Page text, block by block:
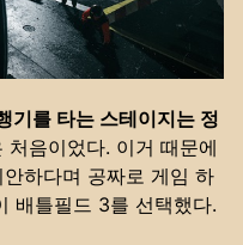
기를 타는 스테이지는 정
처음이었다. 이거 때문에
하다며 공짜로 게임 하
배틀필드 3를 선택했다.